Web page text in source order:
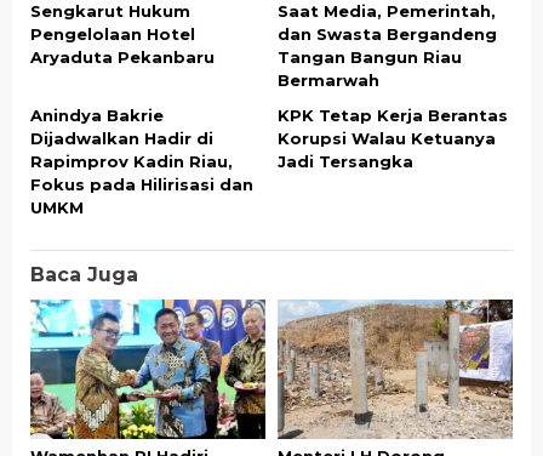
Sengkarut Hukum
Pengelolaan Hotel
Aryaduta Pekanbaru
Saat Media, Pemerintah,
dan Swasta Bergandeng
Tangan Bangun Riau
Bermarwah
Anindya Bakrie
Dijadwalkan Hadir di
Rapimprov Kadin Riau,
Fokus pada Hilirisasi dan
UMKM
KPK Tetap Kerja Berantas
Korupsi Walau Ketuanya
Jadi Tersangka
Baca Juga